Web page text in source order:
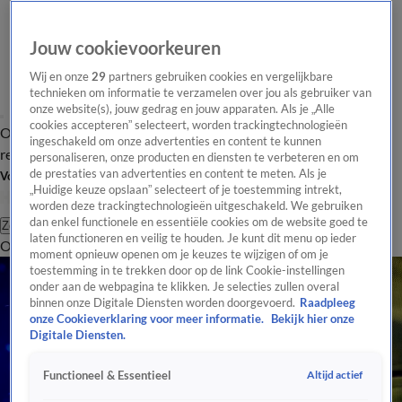
Overzicht Laatste nieuws Regionieuws Het beste van Hart
Tip de
redactie
Volg Hart van Nederland
Zoeken
OverzichtRegioUitzendingenWeerTip de redactiePanelVideo's
Jouw cookievoorkeuren
Wij en onze29 partners gebruiken cookies en vergelijkbare
technieken om informatie te verzamelen over jou als gebruiker van
onze website(s), jouw gedrag en jouw apparaten. Als je „Alle
cookies accepteren” selecteert, worden trackingtechnologieën
ingeschakeld om onze advertenties en content te kunnen
personaliseren, onze producten en diensten te verbeteren en om
de prestaties van advertenties en content te meten. Als je
„Huidige keuze opslaan” selecteert of je toestemming intrekt,
worden deze trackingtechnologieën uitgeschakeld. We gebruiken
dan enkel functionele en essentiële cookies om de website goed te
laten functioneren en veilig te houden. Je kunt dit menu op ieder
moment opnieuw openen om je keuzes te wijzigen of om je
toestemming in te trekken door op de link Cookie-instellingen
onder aan de webpagina te klikken. Je selecties zullen overal
binnen onze Digitale Diensten worden doorgevoerd. Raadpleeg
onze Cookieverklaring voor meer informatie.
Bekijk hier onze
Digitale Diensten.
Functioneel & Essentieel Altijd actief